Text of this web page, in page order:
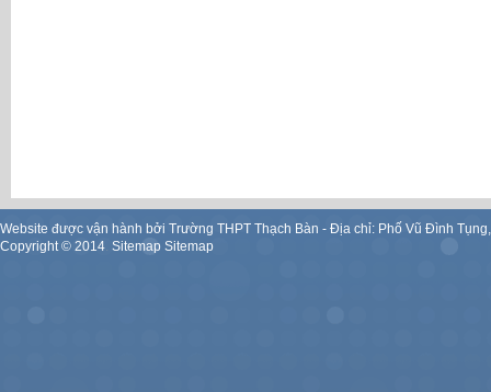
Website được vận hành bởi Trường THPT Thạch Bàn - Địa chỉ: Phố Vũ Đình
Copyright © 2014. Sitemap Sitemap